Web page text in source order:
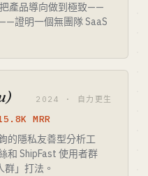
產品導向做到極致——
證明一個無團隊 SaaS
2024 · 自力更生
MRR
的隱私友善型分析工
和 ShipFast 使用者群
」打法。